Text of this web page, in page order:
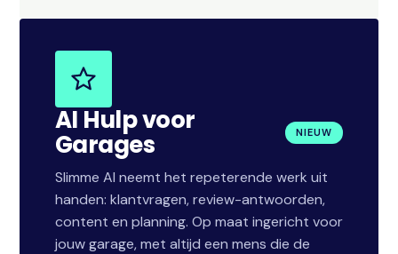
AI Hulp voor
Garages NIEUW
Slimme AI neemt het repeterende werk uit
handen: klantvragen, review-antwoorden,
content en planning. Op maat ingericht voor
jouw garage, met altijd een mens die de